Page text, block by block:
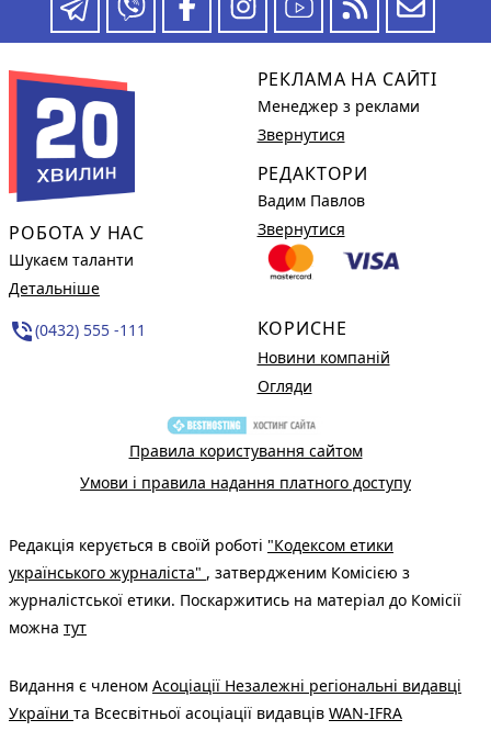
РОБОТА У НАС
Шукаєм таланти
Детальніше
phone_in_talk(0432) 555 -111
РЕКЛАМА НА САЙТІ
Менеджер з реклами
Звернутися
РЕДАКТОРИ
Вадим Павлов
Звернутися
КОРИСНЕ
Новини компаній
Огляди
Правила користування сайтом
Умови і правила надання платного доступу
Редакція керується в своїй роботі "Кодексом етики
українського журналіста" , затвердженим Комісією з
журналістської етики. Поскаржитись на матеріал до Комісії
можна тут
Видання є членом Асоціації Незалежні регіональні видавці
України та Всесвітньої асоціації видавців WAN-IFRA